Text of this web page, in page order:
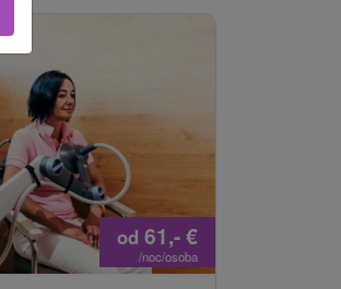
od 61,-€
/noc/osoba